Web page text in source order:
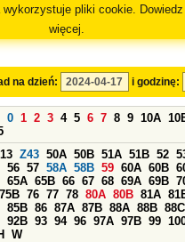
wykorzystuje pliki cookie.
więcej.
na dzień: i godzinę:
0 1 2 3 4 5 6 7 8 9 10A
Z43 50A 50B 51A 51B 52
56 57 58A 58B 59 60A 60B
65A 65B 66 67 68 69A 69B
75B 76 77 78 80A 80B 81A
85B 86 87A 87B 88A 88B 88C
92B 93 94 96 97A 97B 99
W